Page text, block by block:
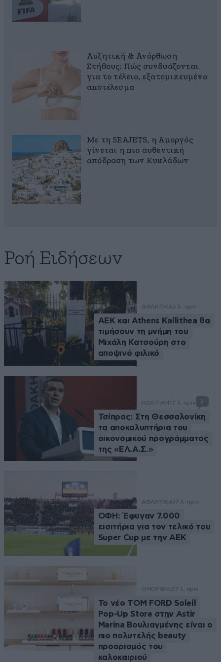
Αυξητική & Ανόρθωση
Στήθους: Πώς συνδυάζονται
για το τέλειο, εξατομικευμένο
αποτέλεσμα
Με τη SEAJETS, η Αμοργός
γίνεται η πιο αυθεντική
απόδραση των Κυκλάδων
Ροή Ειδήσεων
ΑΘΛΗΤΙΚΑ5 λ. πριν
ΑΕΚ και Athens Kallithea θα
τιμήσουν τη μνήμη του
Μιχάλη Κατσούρη στο
αποψινό φιλικό
ΠΟΛΙΤΙΚΗ 17 λ. πριν 2
Τσίπρας: Στη Θεσσαλονίκη
τα αποκαλυπτήρια του
οικονομικού προγράμματος
της «ΕΛ.Α.Σ.»
ΑΘΛΗΤΙΚΑ 17 λ. πριν
ΟΦΗ: Έφυγαν 7.000
εισιτήρια για τον τελικό του
Super Cup με την ΑΕΚ
ΟΜΟΡΦΙΑ 27 λ. πριν
Το νέο TOM FORD Soleil
Pop-Up Store στην Astir
Marina Βουλιαγμένης είναι ο
πιο πολυτελής beauty
προορισμός του
καλοκαιριού